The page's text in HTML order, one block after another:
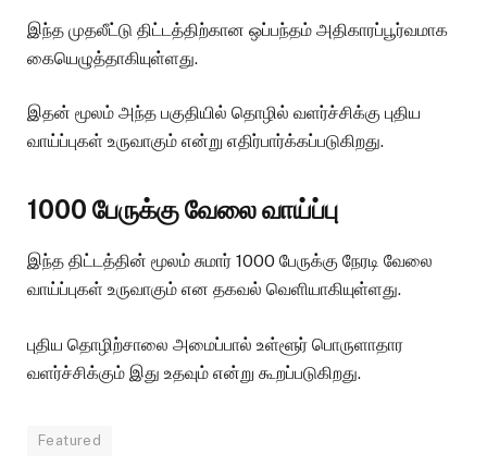
இந்த முதலீட்டு திட்டத்திற்கான ஒப்பந்தம் அதிகாரப்பூர்வமாக
கையெழுத்தாகியுள்ளது.
இதன் மூலம் அந்த பகுதியில் தொழில் வளர்ச்சிக்கு புதிய
வாய்ப்புகள் உருவாகும் என்று எதிர்பார்க்கப்படுகிறது.
1000 பேருக்கு வேலை வாய்ப்பு
இந்த திட்டத்தின் மூலம் சுமார் 1000 பேருக்கு நேரடி வேலை
வாய்ப்புகள் உருவாகும் என தகவல் வெளியாகியுள்ளது.
புதிய தொழிற்சாலை அமைப்பால் உள்ளூர் பொருளாதார
வளர்ச்சிக்கும் இது உதவும் என்று கூறப்படுகிறது.
Featured